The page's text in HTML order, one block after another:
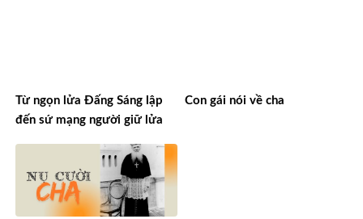
Từ ngọn lửa Đấng Sáng lập
đến sứ mạng người giữ lửa
Con gái nói về cha